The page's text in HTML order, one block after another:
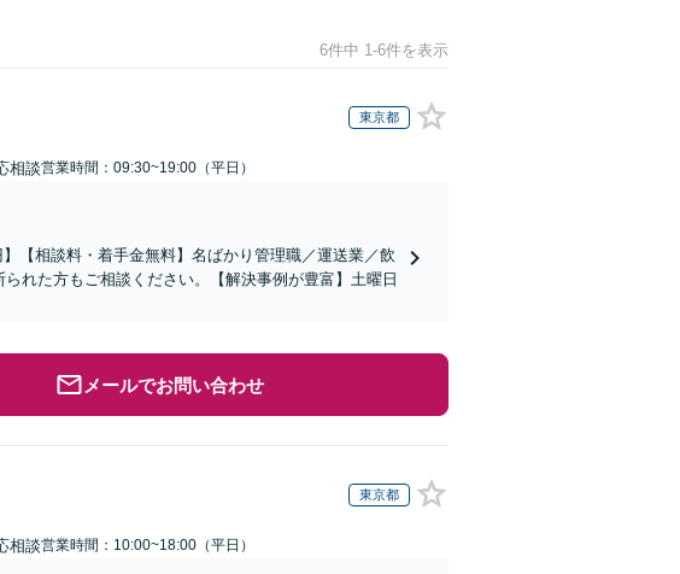
6件中 1-6件を表示
東京都
相談営業時間：09:30~19:00（平日）
【相談料・着手金無料】名ばかり管理職／運送業／飲
れた方もご相談ください。【解決事例が豊富】土曜日
メールでお問い合わせ
東京都
相談営業時間：10:00~18:00（平日）